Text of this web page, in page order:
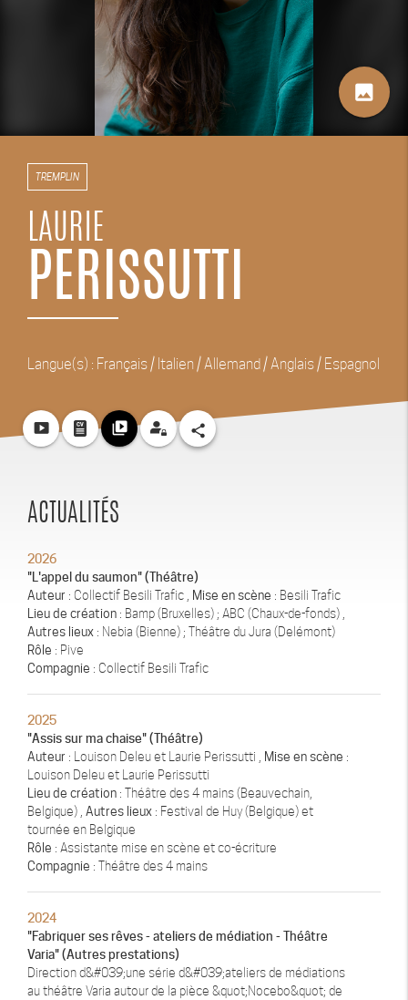
image
TREMPLIN
LAURIE
PERISSUTTI
Langue(s) : Français / Italien / Allemand / Anglais / Espagnol
smart_display video_library share
ACTUALITÉS
2026
"L'appel du saumon" (Théâtre)
Auteur : Collectif Besili Trafic , Mise en scène : Besili Trafic
Lieu de création : Bamp (Bruxelles) ; ABC (Chaux-de-fonds) ,
Autres lieux : Nebia (Bienne) ; Théâtre du Jura (Delémont)
Rôle : Pive
Compagnie : Collectif Besili Trafic
2025
"Assis sur ma chaise" (Théâtre)
Auteur : Louison Deleu et Laurie Perissutti , Mise en scène :
Louison Deleu et Laurie Perissutti
Lieu de création : Théâtre des 4 mains (Beauvechain,
Belgique) , Autres lieux : Festival de Huy (Belgique) et
tournée en Belgique
Rôle : Assistante mise en scène et co-écriture
Compagnie : Théâtre des 4 mains
2024
"Fabriquer ses rêves - ateliers de médiation - Théâtre
Varia" (Autres prestations)
Direction d&#039;une série d&#039;ateliers de médiations
au théâtre Varia autour de la pièce &quot;Nocebo&quot; de